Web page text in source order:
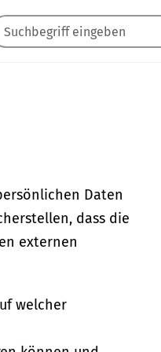
Daten
dass die
externen
welcher